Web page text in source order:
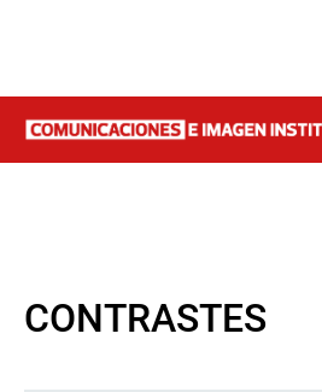
CONTRASTES